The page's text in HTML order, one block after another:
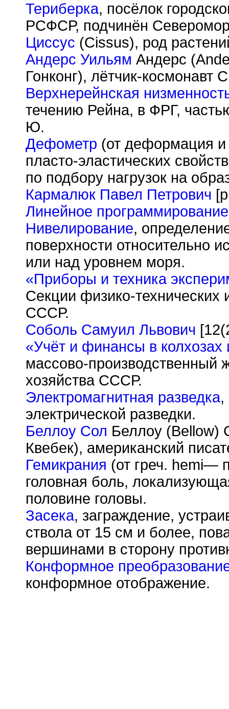
Териберка, посёлок
РСФСР, подчинён
Циссус (Cissus), род
Андерс Уильям Андерс
Гонконг), лётчик-
Верхнерейнская
течению Рейна, в ФРГ,
Ю.
Дефометр (от деформация
пласто-эластических
по подбору нагрузок на
Кармалюк Павел Петрович
Линейное программирование
Нивелирование,
поверхности относительно
или над уровнем моря.
«Приборы и техника
Секции физико-технических
СССР.
Соболь Самуил Львович
«Учёт и финансы в колхозах
массово-производственный
хозяйства СССР.
Электромагнитная разведка,
электрической разведки.
Беллоу Сол Беллоу (Bellow)
Квебек), американский
Гемикрания (от греч. hemi—
головная боль,
половине головы.
Засека, заграждение,
ствола от 15 см и более,
вершинами в сторону
Конформное
конформное отображение.